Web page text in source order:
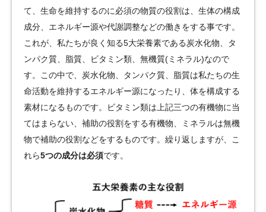
て、生命を維持するのに必須の物質の役割は、生体の構成
成分、エネルギー源や代謝調整などの働きをする事です。
これが、私たちが良く知る5大栄養素である炭水化物、タ
ンパク質、脂質、ビタミン類、無機質(ミネラル)なので
す。この中で、炭水化物、タンパク質、脂質は私たちの生
命活動を維持するエネルギー源になったり、体を構成する
素材になるものです。ビタミン類は上記三つの有機物に当
てはまらない、補助の役割をする有機物、ミネラルは無機
物で補助の役割などをするものです。繰り返しますが、こ
れら5つの成分は必須です。